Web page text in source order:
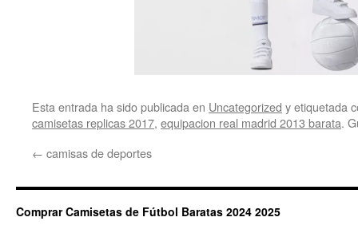
Esta entrada ha sido publicada en Uncategorized y etiquetada
camisetas replicas 2017, equipacion real madrid 2013 barata.
← camisas de deportes
Comprar Camisetas de Fútbol Baratas 2024 2025